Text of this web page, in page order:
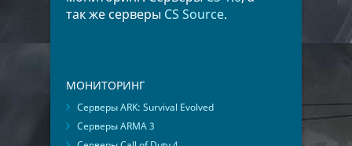
так же серверы CS Source.
МОНИТОРИНГ
Серверы ARK: Survival Evolved
Серверы ARMA 3